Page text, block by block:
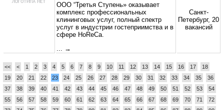
ООО “Третья Ступень» оказывает
комплекс профессиональных
клининговых услуг, полный спектр
услуг в индустрии гостеприимства и в
сфере HoReCa.
... →
Санкт-
Петербург, 20
вакансий
<< < 1 2 3 4 5 6 7 8 9 10 11 12 13 14 15 16 17
18
19
20 21 22 23 24 25 26 27 28 29 30 31 32 33 34 35
36
37
38 39 40 41 42 43 44 45 46 47 48 49 50 51 52 53
54
55
56 57 58 59 60 61 62 63 64 65 66 67 68 69 70 71
72